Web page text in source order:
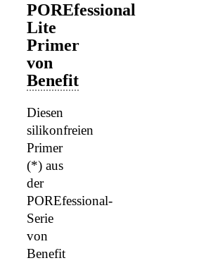
POREfessional
Lite
Primer
von
Benefit
Diesen
silikonfreien
Primer
(*) aus
der
POREfessional-
Serie
von
Benefit